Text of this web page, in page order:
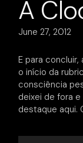
A
June 27, 2012
E para
o início da
consciência
deixei de fora
destaque aqui.